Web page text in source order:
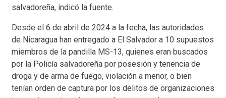
salvadoreña, indicó la fuente.
Desde el 6 de abril de 2024 a la fecha, las autoridades
de Nicaragua han entregado a El Salvador a 10 supuestos
miembros de la pandilla MS-13, quienes eran buscados
por la Policía salvadoreña por posesión y tenencia de
droga y de arma de fuego, violación a menor, o bien
tenían orden de captura por los delitos de organizaciones